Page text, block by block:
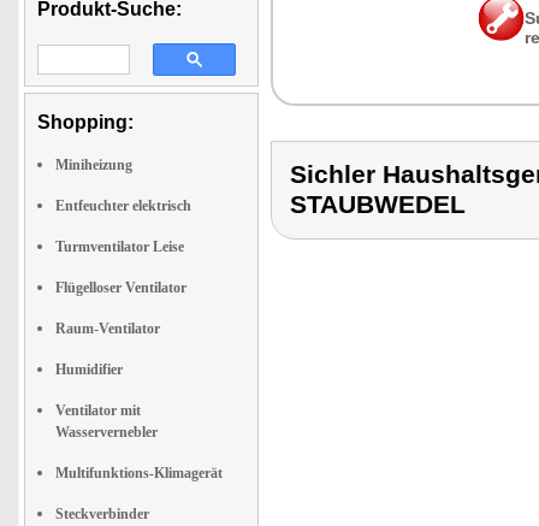
Produkt-Suche:
Shopping:
Miniheizung
Entfeuchter elektrisch
Turmventilator Leise
Flügelloser Ventilator
Raum-Ventilator
Humidifier
Ventilator mit
Wasservernebler
Multifunktions-Klimagerät
Steckverbinder
Sichler
STAUBWEDEL